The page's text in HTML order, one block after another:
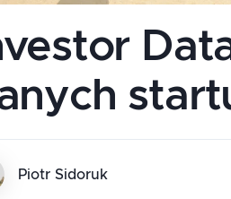
Piotr Sidoruk